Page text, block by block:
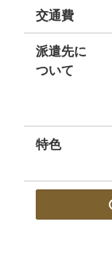
交通費
派遣先に
ついて
特色